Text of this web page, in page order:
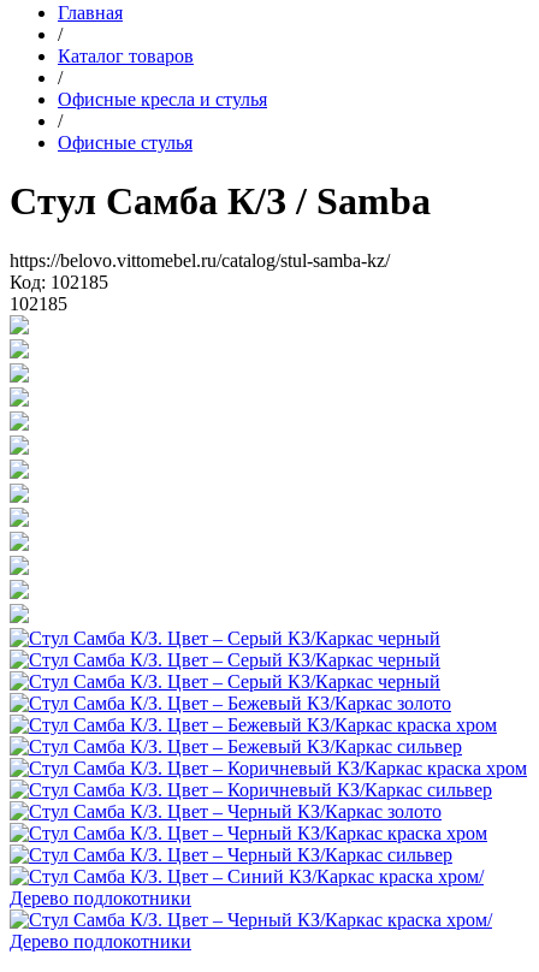
Главная
/
Каталог товаров
/
Офисные кресла и стулья
/
Офисные стулья
Стул Самба К/З / Samba
https://belovo.vittomebel.ru/catalog/stul-samba-kz/
Код: 102185
102185